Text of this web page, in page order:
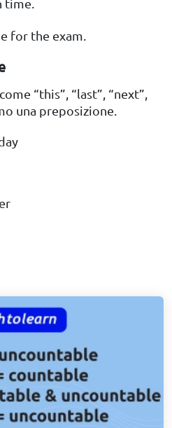
time.
for the exam.
“this”, “last”, “next”,
una preposizione.